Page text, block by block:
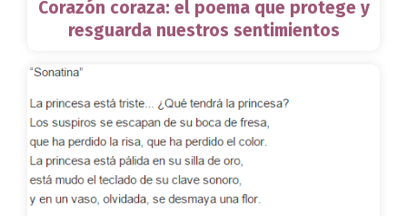
Corazón coraza: el poema que protege y
resguarda nuestros sentimientos